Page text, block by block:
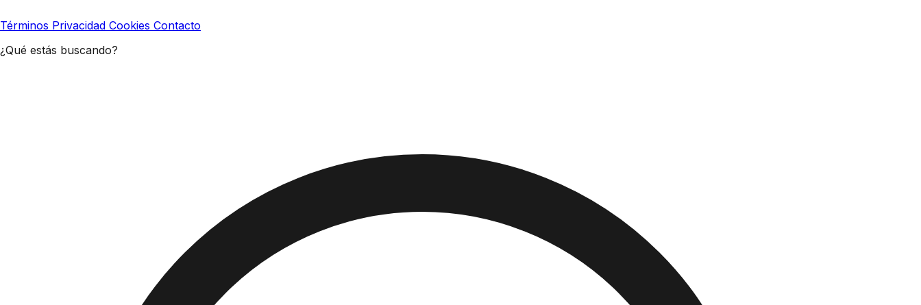
Términos Privacidad Cookies Contacto
¿Qué estás buscando?